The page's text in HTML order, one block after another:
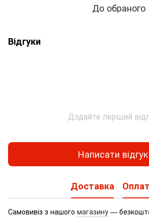
До обраного
Відгуки
Додайте перший
Написати відгук
Доставка
Самовивіз з нашого магазину —